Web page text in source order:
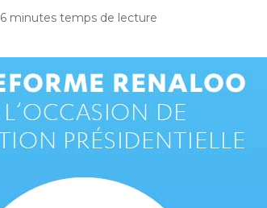
6 minutes temps de lecture